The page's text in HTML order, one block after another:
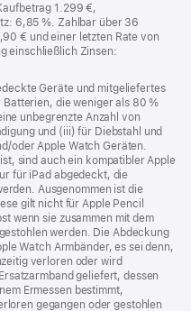
1.299 €,
6,85 %. Zahlbar über 36
€ und einer letzten Rate von
einschließlich Zinsen:
Geräte und mitgeliefertes
die weniger als 80 %
unbegrenzte Anzahl von
und (iii) für Diebstahl und
oder Apple Watch Geräten.
sind auch ein kompatibler Apple
für iPad abgedeckt, die
Ausgenommen ist die
gilt nicht für Apple Pencil
wenn sie zusammen mit dem
werden. Die Abdeckung
Watch Armbänder, es sei denn,
verloren oder wird
geliefert, dessen
Ermessen bestimmt,
gegangen oder gestohlen